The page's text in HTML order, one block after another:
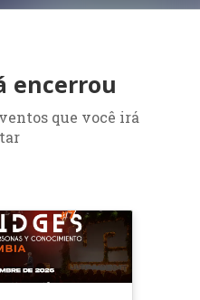
encerrou
que você irá